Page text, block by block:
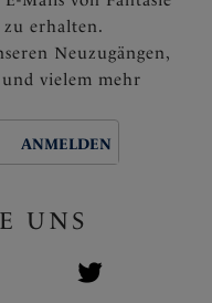
erhalten.
Neuzugängen,
vielem mehr
ANMELDEN
UNS